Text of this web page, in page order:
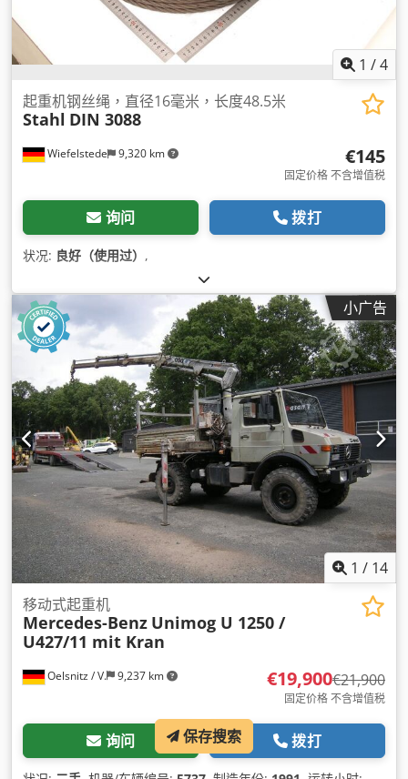
1 /4
Wiefelstede 9,320 km
起重机钢丝绳，直径16毫米，长度48.5米
Stahl DIN 3088
€145
固定价格 不含增值税
询问 拨打
状况: 良好（使用过） ,
小广告
1 / 14
Oelsnitz / V. 9,237 km
移动式起重机
Mercedes-Benz Unimog U 1250 /
U427/11 mit Kran
€19,900€21,900
固定价格 不含增值税
询问 拨打
保存搜索